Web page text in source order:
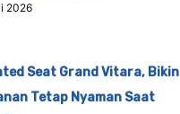
2026
Seat Grand Vitara, Bikin
Tetap Nyaman Saat